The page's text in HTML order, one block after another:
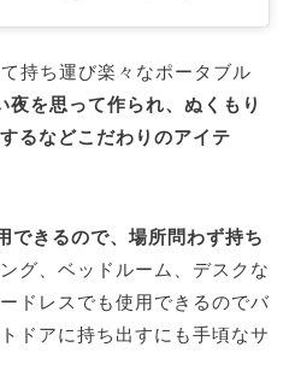
持ち運び楽々なポータブル
夜を思って作られ、ぬくもり
るなどこだわりのアイテ
できるので、場所問わず持ち
グ、ベッドルーム、デスクな
ドレスでも使用できるのでバ
ドアに持ち出すにも手頃なサ